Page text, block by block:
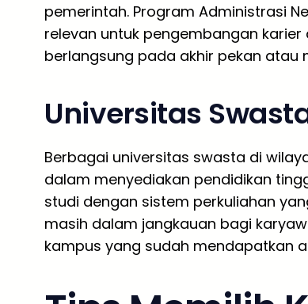
pemerintah. Program Administrasi
relevan untuk pengembangan karier
berlangsung pada akhir pekan atau
Universitas
Berbagai universitas swasta di
dalam menyediakan pendidikan
studi dengan sistem perkuliahan
masih dalam jangkauan bagi
kampus yang sudah mendapatkan